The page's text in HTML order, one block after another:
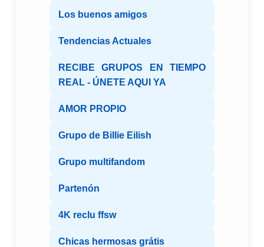
Los buenos amigos
Tendencias Actuales
RECIBE GRUPOS EN TIEMPO
REAL - ÚNETE AQUI YA
AMOR PROPIO
Grupo de Billie Eilish
Grupo multifandom
Partenón
4K reclu ffsw
Chicas hermosas grátis